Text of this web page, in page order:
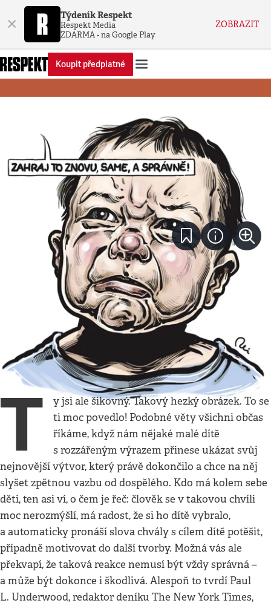
× Týdeník Respekt
Respekt Media
ZDARMA - na Google Play
ZOBRAZIT
Koupit předplatné
23. 8. 2020• 4minuty
Odvrácená strana chvály
Když dítě nakreslí obrázek, místo hodnocení jej
radši popište
Petr Horký
T
y jsi ale šikovný. Takový hezký obrázek. To se
ti moc povedlo! Podobné věty všichni občas
říkáme, když nám nějaké malé dítě
s rozzářeným výrazem přinese ukázat svůj
nejnovější výtvor, který právě dokončilo a chce na něj
slyšet zpětnou vazbu od dospělého. Kdo má kolem sebe
děti, ten asi ví, o čem je řeč: člověk se v takovou chvíli
moc nerozmýšlí, má radost, že si ho dítě vybralo,
a automaticky pronáší slova chvály s cílem dítě potěšit,
případně motivovat do další tvorby. Možná vás ale
překvapí, že taková reakce nemusí být vždy správná –
a může být dokonce i škodlivá. Alespoň to tvrdí Paul
L. Underwood, redaktor deníku The New York Times,